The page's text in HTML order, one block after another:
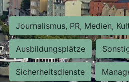
Journalismus, PR, Medien,
Ausbildungsplätze
Sicherheitsdienste